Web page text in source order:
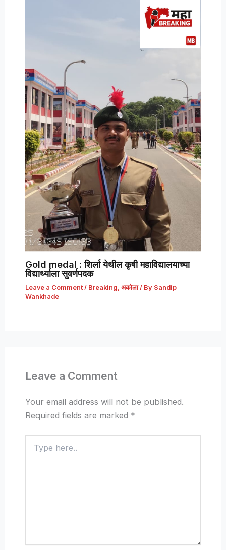
Gold medal : शिर्ला येथील कृषी महाविद्यालयाच्या
विद्यार्थ्याला सुवर्णपदक
Leave a Comment / Breaking, अकोला/ By Sandip
Wankhade
Leave a Comment
Your email address will not be published.
Required fields are marked *
here..